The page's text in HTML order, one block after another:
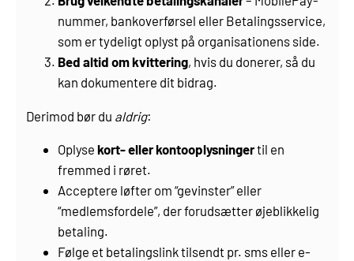
nummer, bankoverførsel eller Betalingsservice,
som er tydeligt oplyst på organisationens side.
Bed altid om kvittering, hvis du donerer, så du
kan dokumentere dit bidrag.
Derimod bør du aldrig:
Oplysekort- eller kontooplysningertil en
fremmed i røret.
Acceptere løfter om “gevinster” eller
“medlemsfordele”, der forudsætter øjeblikkelig
betaling.
Følge et betalingslink tilsendt pr. sms eller e-